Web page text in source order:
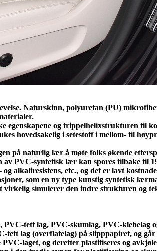
Naturskinn, polyuretan (PU)
og trippelhelixstrukturen til
hovedsakelig i setestoff i mellom- til
på naturlig lær å møte folks økende
PVC-syntetisk lær kan spores tilbake til
alkaliresistens, etc., og det er lavt
som en ny type kunstig syntetisk
simulerer den indre strukturen og
tett lag, PVC-skumlag, PVC-klebelag
tett lag (overflatelag) på slipppapiret, og
laget, og deretter plastifiseres og